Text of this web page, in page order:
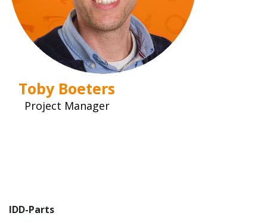
Toby Boeters
Project Manager
IDD-Parts